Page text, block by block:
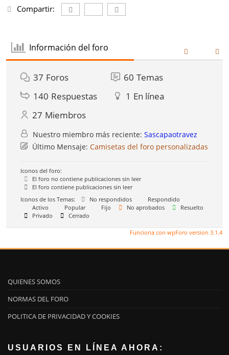
Compartir:
Información del foro
37 Foros 60 Temas
140 Respuestas 1 En línea
27 Miembros
Nuestro miembro más reciente:Sascapaotravez
Último Mensaje:Camisetas del foro personalizadas
Iconos del foro:
El foro no contiene publicaciones sin leer
El foro contiene publicaciones sin leer
Iconos de los Temas:
No respondidos
Respondido
Activo
Popular Fijo No aprobados
Resuelto
Privado
Cerrado
Funciona con wpForo version 3.1.4
QUIENES SOMOS
NORMAS DEL FORO
POLITICA DE PRIVACIDAD Y COOKIES
USUARIOS EN LÍNEA AHORA: